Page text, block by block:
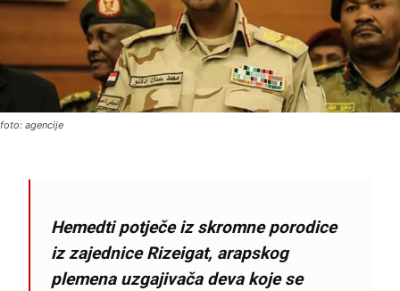
foto: agencije
Hemedti potječe iz skromne porodice
iz zajednice Rizeigat, arapskog
plemena uzgajivača deva koje se